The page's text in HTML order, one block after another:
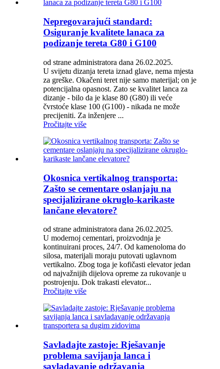
Nepregovarajući standard:
Osiguranje kvalitete lanaca za
podizanje tereta G80 i G100
od strane administratora dana 26.02.2025.
U svijetu dizanja tereta iznad glave, nema mjesta
za greške. Okačeni teret nije samo materijal; on je
potencijalna opasnost. Zato se kvalitet lanca za
dizanje - bilo da je klase 80 (G80) ili veće
čvrstoće klase 100 (G100) - nikada ne može
precijeniti. Za inženjere ...
Pročitajte više
Okosnica vertikalnog transporta:
Zašto se cementare oslanjaju na
specijalizirane okruglo-karikaste
lančane elevatore?
od strane administratora dana 26.02.2025.
U modernoj cementari, proizvodnja je
kontinuirani proces, 24/7. Od kamenoloma do
silosa, materijali moraju putovati uglavnom
vertikalno. Zbog toga je kofičasti elevator jedan
od najvažnijih dijelova opreme za rukovanje u
postrojenju. Dok trakasti elevator...
Pročitajte više
Savladajte zastoje: Rješavanje
problema savijanja lanca i
savladavanje održavanja